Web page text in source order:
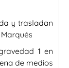
y trasladan
1 en
de medios